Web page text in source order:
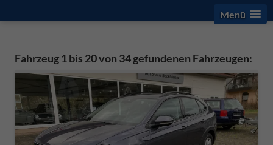
Menü
Fahrzeug 1 bis 20 von 34 gefundenen Fahrzeugen: